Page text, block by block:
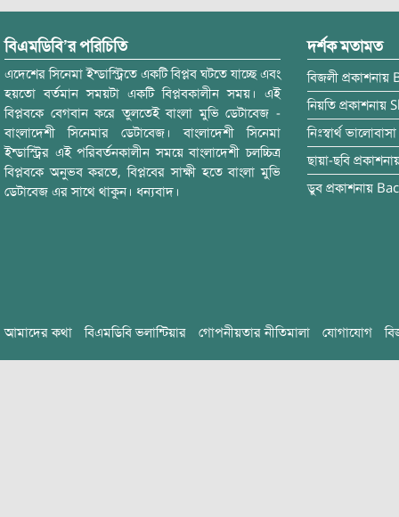
বিএমডিবি’র পরিচিতি
এদেশের সিনেমা ইন্ডাস্ট্রিতে একটি বিপ্লব ঘটতে যাচ্ছে এবং
হয়তো বর্তমান সময়টা একটি বিপ্লবকালীন সময়। এই
বিপ্লবকে বেগবান করে তুলতেই বাংলা মুভি ডেটাবেজ -
বাংলাদেশী সিনেমার ডেটাবেজ। বাংলাদেশী সিনেমা
ইন্ডাস্ট্রির এই পরিবর্তনকালীন সময়ে বাংলাদেশী চলচ্চিত্র
বিপ্লবকে অনুভব করতে, বিপ্লবের সাক্ষী হতে বাংলা মুভি
ডেটাবেজ এর সাথে থাকুন। ধন্যবাদ।
দর্শক মতামত
বিজলী প্রকাশনায়
নিয়তি প্রকাশনায়
নিঃস্বার্থ ভালোবাসা
ছায়া-ছবি
ডুব প্রকাশনায়
আমাদের কথা বিএমডিবি ভলান্টিয়ার গোপনীয়তার নীতিমালা যোগাযোগ